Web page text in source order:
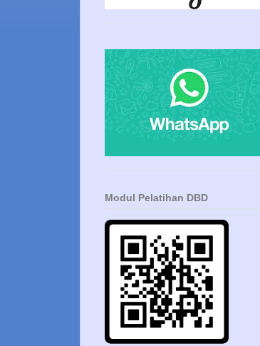
Modul Pelatihan DBD